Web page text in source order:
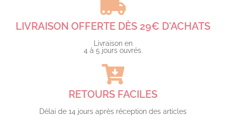
LIVRAISON OFFERTE DÈS 29€ D'ACHATS​
Livraison en
4 à 5 jours ouvrés.​
RETOURS FACILES
Délai de 14 jours après réception des articles